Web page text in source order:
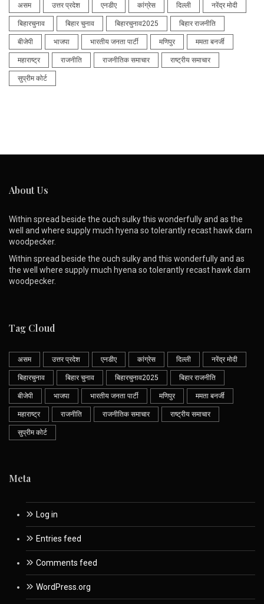
असम उत्तर प्रदेश एनडीए कांग्रेस दिल्ली नरेंद्र मोदी
बिहारचुनाव बिहार चुनाव बिहारचुनाव2025 बिहार राजनीति
बीजेपी भाजपा भारतीय जनता पार्टी मणिपुर ममता बनर्जी
महाराष्ट्र राजनीति राजनीतिक समाचार राष्ट्रीय समाचार
सुप्रीम कोर्ट
About Us
Within spread beside the ouch sulky this wonderfully and as the
well and where supply much hyena so tolerantly recast hawk darn
woodpecker.
Within spread beside the ouch sulky and this wonderfully and as
the well where supply much hyena so tolerantly recast hawk darn
woodpecker.
Tag Cloud
असम उत्तर प्रदेश एनडीए कांग्रेस दिल्ली नरेंद्र मोदी
बिहारचुनाव बिहार चुनाव बिहारचुनाव2025 बिहार राजनीति
बीजेपी भाजपा भारतीय जनता पार्टी मणिपुर ममता बनर्जी
महाराष्ट्र राजनीति राजनीतिक समाचार राष्ट्रीय समाचार
सुप्रीम कोर्ट
Meta
Log in
Entries feed
Comments feed
WordPress.org